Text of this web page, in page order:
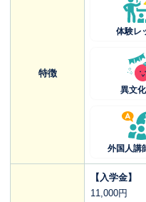
特徴
体験レ
異文
外国人講
【入学金】
11,000円